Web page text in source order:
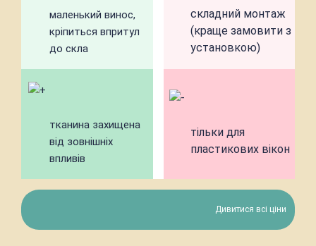
маленький винос,
кріпиться впритул
до скла
складний монтаж
(краще замовити з
установкою)
тканина захищена
від зовнішніх
впливів
тільки для
пластикових вікон
Дивитися всі ціни